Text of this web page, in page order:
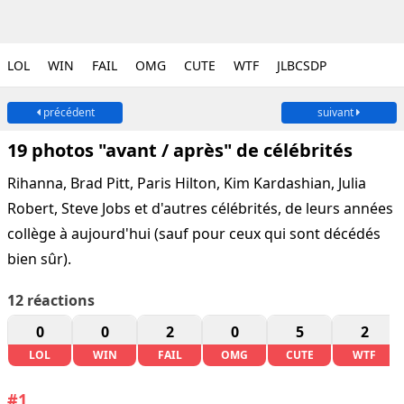
LOL WIN FAIL OMG CUTE WTF JLBCSDP
précédent suivant
19 photos "avant / après" de célébrités
Rihanna, Brad Pitt, Paris Hilton, Kim Kardashian, Julia
Robert, Steve Jobs et d'autres célébrités, de leurs années
collège à aujourd'hui (sauf pour ceux qui sont décédés
bien sûr).
12 réactions
0
LOL
0
WIN
2
FAIL
0
OMG
5
CUTE
2
WTF
#1